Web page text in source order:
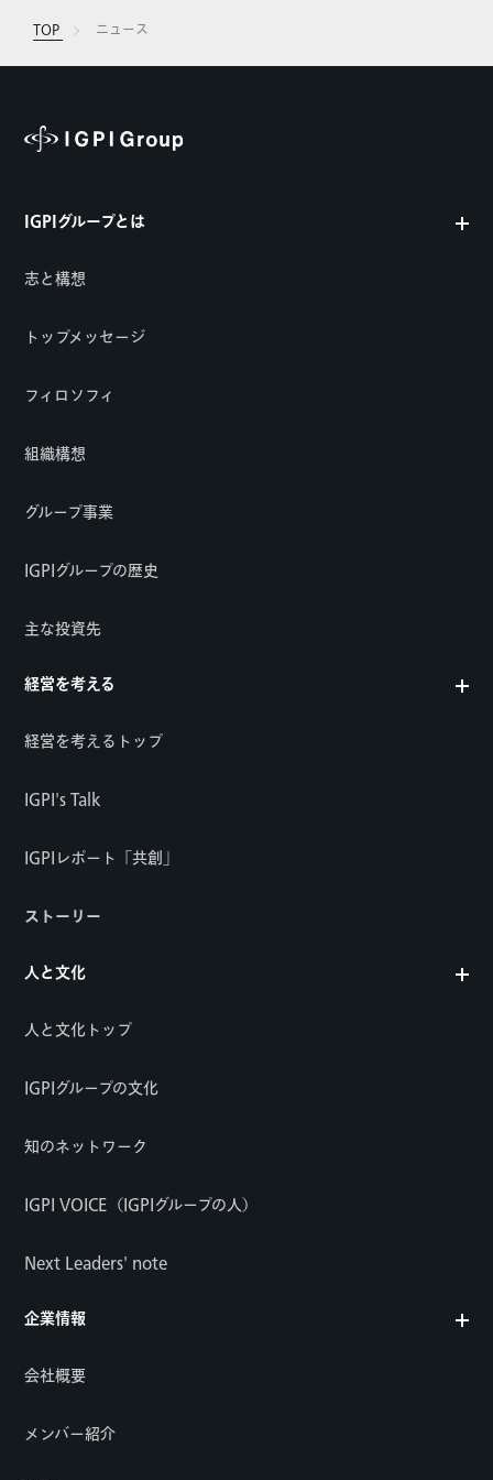
TOP ニュース
IGPIグループとは
志と構想
トップメッセージ
フィロソフィ
組織構想
グループ事業
IGPIグループの歴史
主な投資先
経営を考える
経営を考えるトップ
IGPI's Talk
IGPIレポート「共創」
ストーリー
人と文化
人と文化トップ
IGPIグループの文化
知のネットワーク
IGPI VOICE（IGPIグループの人）
Next Leaders' note
企業情報
会社概要
メンバー紹介